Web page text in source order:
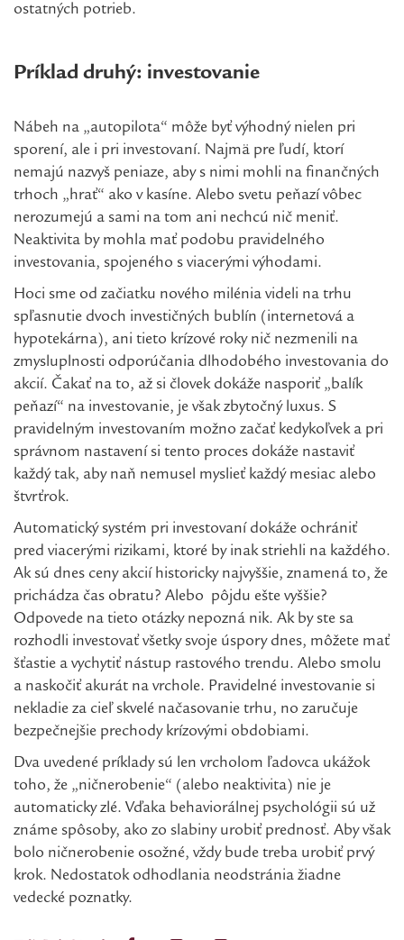
ostatných potrieb.
Príklad druhý: investovanie
Nábeh na „autopilota“ môže byť výhodný nielen pri
sporení, ale i pri investovaní. Najmä pre ľudí, ktorí
nemajú nazvyš peniaze, aby s nimi mohli na finančných
trhoch „hrať“ ako v kasíne. Alebo svetu peňazí vôbec
nerozumejú a sami na tom ani nechcú nič meniť.
Neaktivita by mohla mať podobu pravidelného
investovania, spojeného s viacerými výhodami.
Hoci sme od začiatku nového milénia videli na trhu
spľasnutie dvoch investičných bublín (internetová a
hypotekárna), ani tieto krízové roky nič nezmenili na
zmysluplnosti odporúčania dlhodobého investovania do
akcií. Čakať na to, až si človek dokáže nasporiť „balík
peňazí“ na investovanie, je však zbytočný luxus. S
pravidelným investovaním možno začať kedykoľvek a pri
správnom nastavení si tento proces dokáže nastaviť
každý tak, aby naň nemusel myslieť každý mesiac alebo
štvrťrok.
Automatický systém pri investovaní dokáže ochrániť
pred viacerými rizikami, ktoré by inak striehli na každého.
Ak sú dnes ceny akcií historicky najvyššie, znamená to, že
prichádza čas obratu? Alebo pôjdu ešte vyššie?
Odpovede na tieto otázky nepozná nik. Ak by ste sa
rozhodli investovať všetky svoje úspory dnes, môžete mať
šťastie a vychytiť nástup rastového trendu. Alebo smolu
a naskočiť akurát na vrchole. Pravidelné investovanie si
nekladie za cieľ skvelé načasovanie trhu, no zaručuje
bezpečnejšie prechody krízovými obdobiami.
Dva uvedené príklady sú len vrcholom ľadovca ukážok
toho, že „ničnerobenie“ (alebo neaktivita) nie je
automaticky zlé. Vďaka behaviorálnej psychológii sú už
známe spôsoby, ako zo slabiny urobiť prednosť. Aby však
bolo ničnerobenie osožné, vždy bude treba urobiť prvý
krok. Nedostatok odhodlania neodstránia žiadne
vedecké poznatky.